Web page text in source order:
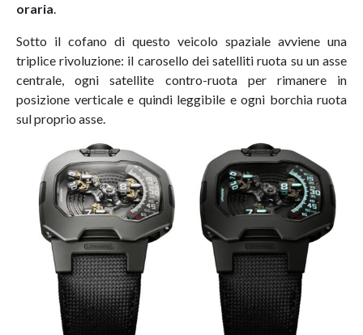
oraria.
Sotto il cofano di questo veicolo spaziale avviene una
triplice rivoluzione: il carosello dei satelliti ruota su un asse
centrale, ogni satellite contro-ruota per rimanere in
posizione verticale e quindi leggibile e ogni borchia ruota
sul proprio asse.